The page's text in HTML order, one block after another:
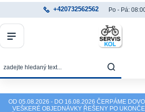
OD 05.08.2026 - DO 16.08.2026 ČERPÁME
VEŠKERÉ OBJEDNÁVKY ŘEŠENY PO
+420732562562 Po - Pá: